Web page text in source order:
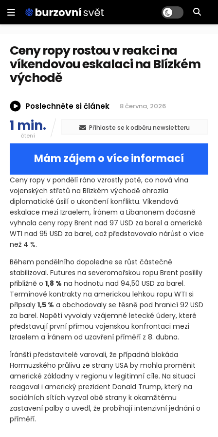
Ceny ropy rostou v reakci na
víkendovou eskalaci na Blízkém
východě
Poslechněte si článek 8 června, 2026
1 min.
čtení
Přihlaste se k odběru newsletteru
Mám zájem o více informací
Ceny ropy v pondělí ráno vzrostly poté, co nová vlna
vojenských střetů na Blízkém východě ohrozila
diplomatické úsilí o ukončení konfliktu. Víkendová
eskalace mezi Izraelem, Íránem a Libanonem dočasně
vyhnala ceny ropy Brent nad 97 USD za barel a americké
WTI nad 95 USD za barel, což představovalo nárůst o více
než 4 %.
Během pondělního dopoledne se růst částečně
stabilizoval. Futures na severomořskou ropu Brent posílily
přibližně o 1,8 % na hodnotu nad 94,50 USD za barel.
Termínové kontrakty na americkou lehkou ropu WTI si
připsaly 1,5 % a obchodovaly se těsně pod hranicí 92 USD
za barel. Napětí vyvolaly vzájemné letecké údery, které
představují první přímou vojenskou konfrontaci mezi
Izraelem a Íránem od uzavření příměří z 8. dubna.
Íránští představitelé varovali, že případná blokáda
Hormuzského průlivu ze strany USA by mohla proměnit
americké základny v regionu v legitimní cíle. Na situaci
reagoval i americký prezident Donald Trump, který na
sociálních sítích vyzval obě strany k okamžitému
zastavení palby a uvedl, že probíhají intenzivní jednání o
příměří.